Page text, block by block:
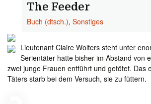
The Feeder
Buch (dtsch.),Sonstiges
Lieutenant Claire Wolters steht unter
Serientäter hatte bisher im Abstand von
zwei junge Frauen entführt und getötet. Das
Täters starb bei dem Versuch, sie zu füttern.